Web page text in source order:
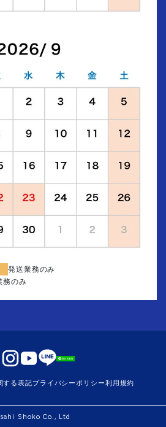
発送業務のみ
務のみ
する表記プライバシーポリシー利用規約
Shoko Co., Ltd